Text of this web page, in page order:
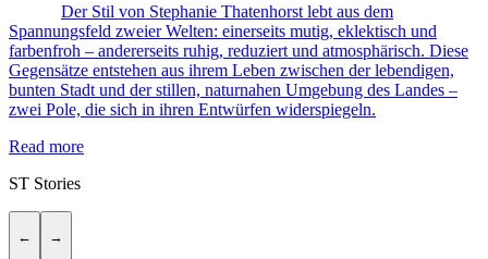
Der Stil von Stephanie Thatenhorst lebt aus dem
Spannungsfeld zweier Welten: einerseits mutig, eklektisch und
farbenfroh – andererseits ruhig, reduziert und atmosphärisch. Diese
Gegensätze entstehen aus ihrem Leben zwischen der lebendigen,
bunten Stadt und der stillen, naturnahen Umgebung des Landes –
zwei Pole, die sich in ihren Entwürfen widerspiegeln.
Read more
ST Stories
← →